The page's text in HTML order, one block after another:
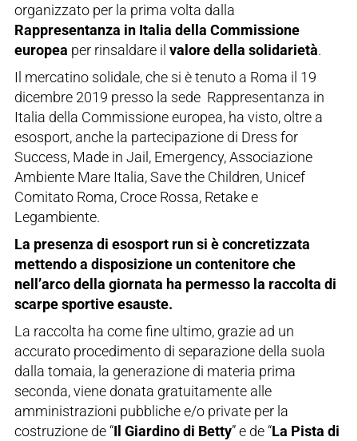
organizzato per la prima volta dalla
Rappresentanza in Italia della Commissione
europea per rinsaldare il valore della solidarietà.
Il mercatino solidale, che si è tenuto a Roma il 19
dicembre 2019 presso la sede Rappresentanza in
Italia della Commissione europea, ha visto, oltre a
esosport, anche la partecipazione di Dress for
Success, Made in Jail, Emergency, Associazione
Ambiente Mare Italia, Save the Children, Unicef
Comitato Roma, Croce Rossa, Retake e
Legambiente.
La presenza di esosport run si è concretizzata
mettendo a disposizione un contenitore che
nell’arco della giornata ha permesso la raccolta di
scarpe sportive esauste.
La raccolta ha come fine ultimo, grazie ad un
accurato procedimento di separazione della suola
dalla tomaia, la generazione di materia prima
seconda, viene donata gratuitamente alle
amministrazioni pubbliche e/o private per la
costruzione de “Il Giardino di Betty”e de “La Pista di